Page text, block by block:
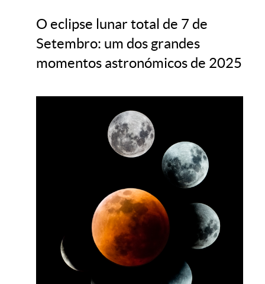
O eclipse lunar total de 7 de
Setembro: um dos grandes
momentos astronómicos de 2025